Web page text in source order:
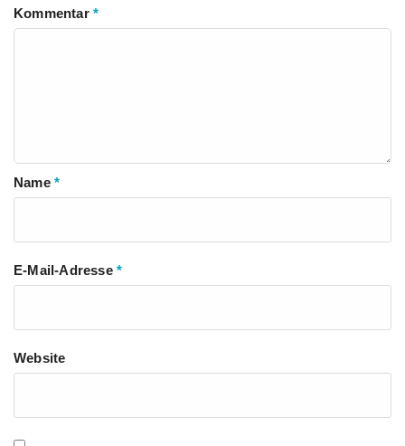
Kommentar *
Name *
E-Mail-Adresse *
Website